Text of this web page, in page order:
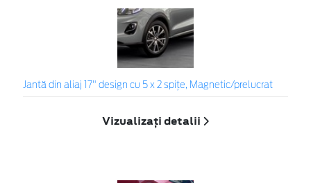
Jantă din aliaj 17" design cu 5 x 2 spițe, Magnetic/prelucrat
Vizualizați detalii